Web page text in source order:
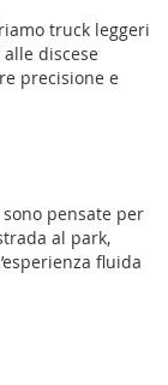
truck leggeri
discese
precisione e
pensate per
al park,
fluida